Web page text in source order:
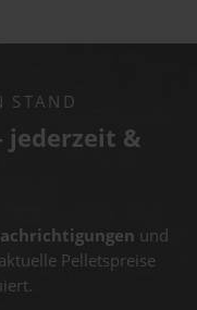
STAND
jederzeit &
und
Pelletspreise